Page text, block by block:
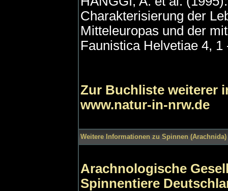
Charakterisierung der
Mitteleuropas und der
Faunistica Helvetiae 4, 1
Zur Buchliste weiterer
www.natur-in-nrw.de
Weitere Informationen zu Spinnen
Arachnologische
Spinnentiere